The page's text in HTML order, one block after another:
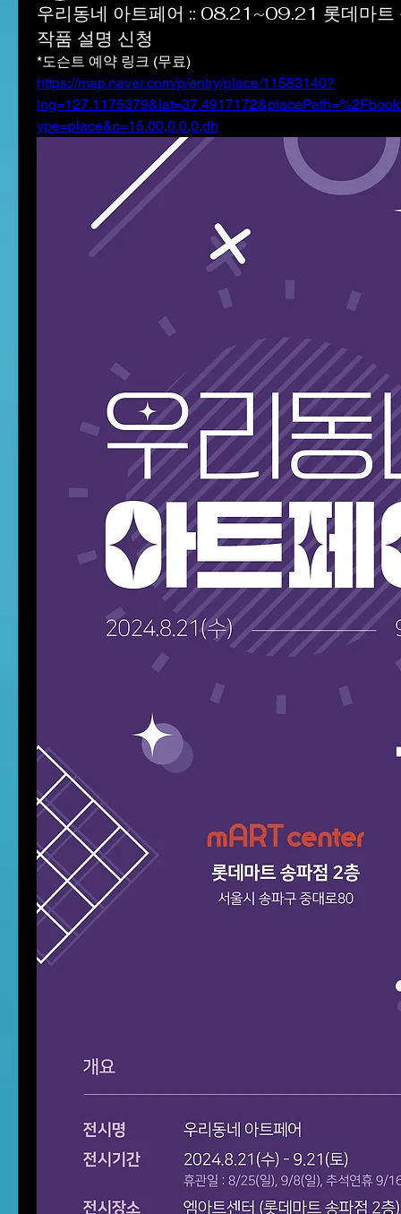
우리동네 아트페어 :: 08.21~09.21 롯데마트
작품 설명 신청
*도슨트 예약 링크 (무료)
https://map.naver.com/p/entry/place/11583140?
ype=place&c=15.00,0,0,0,dh